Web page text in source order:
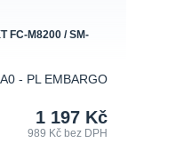
FC-M8200 / SM-
- PL EMBARGO
1 197 Kč
989 Kčbez DPH